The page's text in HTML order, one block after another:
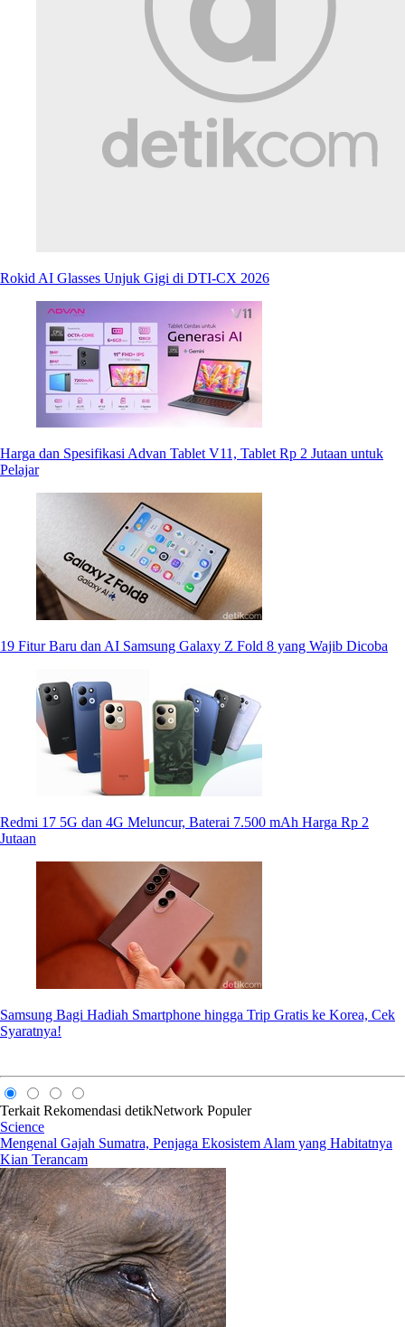
Rokid AI Glasses Unjuk Gigi di DTI-CX 2026
Harga dan Spesifikasi Advan Tablet V11, Tablet Rp 2 Jutaan untuk
Pelajar
19 Fitur Baru dan AI Samsung Galaxy Z Fold 8 yang Wajib Dicoba
Redmi 17 5G dan 4G Meluncur, Baterai 7.500 mAh Harga Rp 2
Jutaan
Samsung Bagi Hadiah Smartphone hingga Trip Gratis ke Korea, Cek
Syaratnya!
Terkait Rekomendasi detikNetwork Populer
Science
Mengenal Gajah Sumatra, Penjaga Ekosistem Alam yang Habitatnya
Kian Terancam